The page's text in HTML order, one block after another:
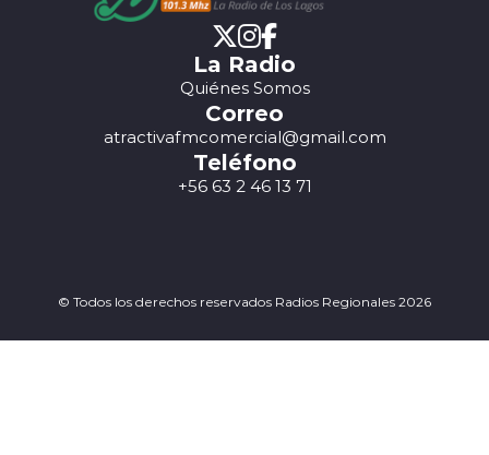
La Radio
Quiénes Somos
Correo
atractivafmcomercial@gmail.com
Teléfono
+56 63 2 46 13 71
© Todos los derechos reservados Radios Regionales 2026